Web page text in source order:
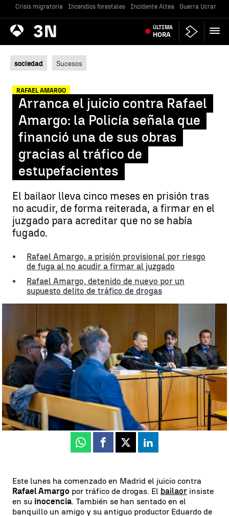
Crisis migratoria Incendios forestales Incidente Altea Guerra Ucrania
Antena
3 Noticias ÚLTIMA
HORA
sociedad Sucesos
RAFAEL AMARGO
Arranca el juicio contra Rafael
Amargo: la Policía señala que
financió una de sus obras
gracias al tráfico de
estupefacientes
El bailaor lleva cinco meses en prisión tras
no acudir, de forma reiterada, a firmar en el
juzgado para acreditar que no se había
fugado.
Rafael Amargo, a prisión provisional por riesgo
de fuga al no acudir a firmar al juzgado
Rafael Amargo, detenido de nuevo por un
supuesto delito de tráfico de drogas
financió una de sus obras gracias al tráfico de estupefacientes |
EFE
Luis Alcantud
Publicado:
08 de abril de 2024, 14:15
Whatsapp
Facebook
X Linkedin
Este lunes ha comenzado en Madrid el juicio contra
Rafael Amargo por tráfico de drogas. El bailaor insiste
en su inocencia. También se han sentado en el
banquillo un amigo y su antiguo productor Eduardo de